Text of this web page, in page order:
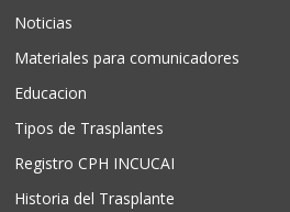
Noticias
Materiales para comunicadores
Educacion
Tipos de Trasplantes
Registro CPH INCUCAI
Historia del Trasplante